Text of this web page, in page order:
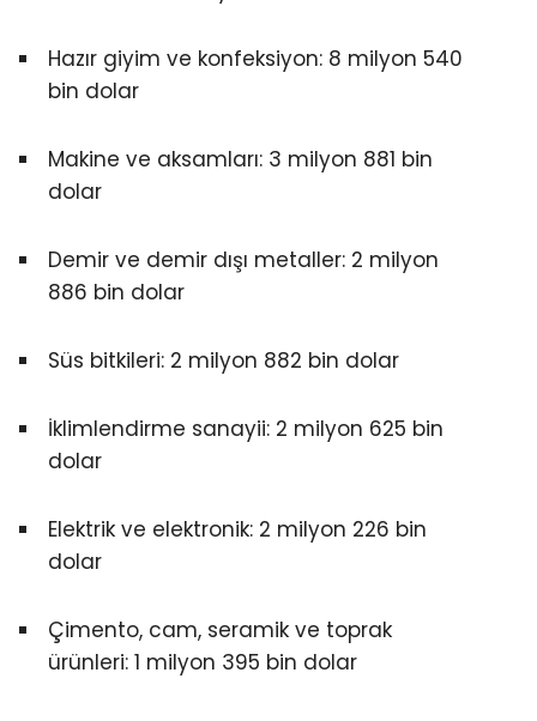
Hazır giyim ve konfeksiyon: 8 milyon 540
bin dolar
Makine ve aksamları: 3 milyon 881 bin
dolar
Demir ve demir dışı metaller: 2 milyon
886 bin dolar
Süs bitkileri: 2 milyon 882 bin dolar
İklimlendirme sanayii: 2 milyon 625 bin
dolar
Elektrik ve elektronik: 2 milyon 226 bin
dolar
Çimento, cam, seramik ve toprak
ürünleri: 1 milyon 395 bin dolar